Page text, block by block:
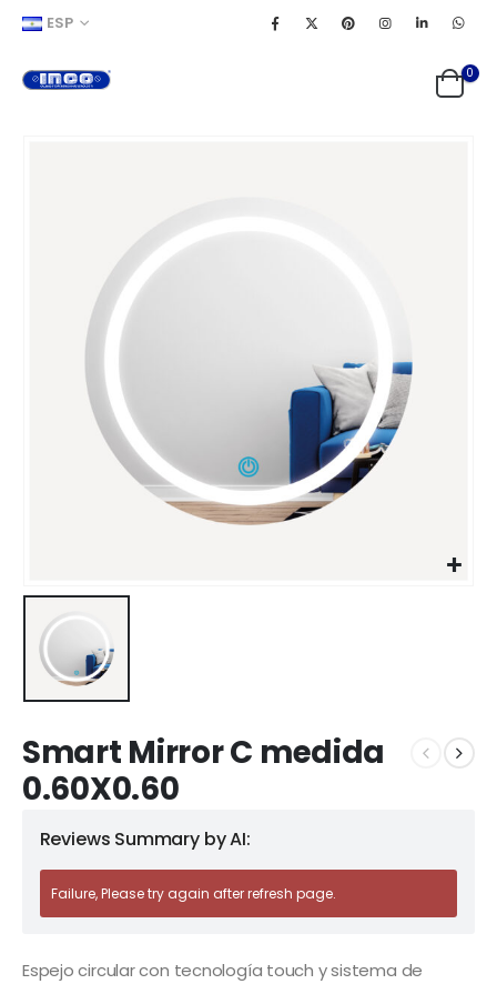
ESP
0
Smart Mirror C medida
0.60X0.60
Reviews Summary by AI:
Failure, Please try again after refresh page.
Espejo circular con tecnología touch y sistema de